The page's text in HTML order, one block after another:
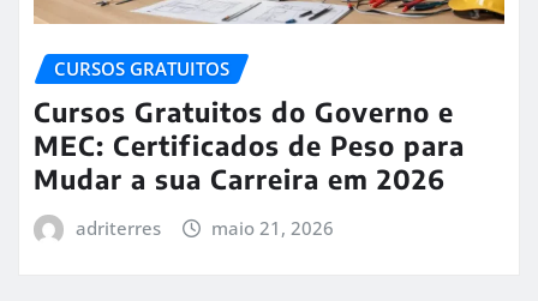
CURSOS GRATUITOS
Cursos Gratuitos do Governo e
MEC: Certificados de Peso para
Mudar a sua Carreira em 2026
adriterres maio 21, 2026